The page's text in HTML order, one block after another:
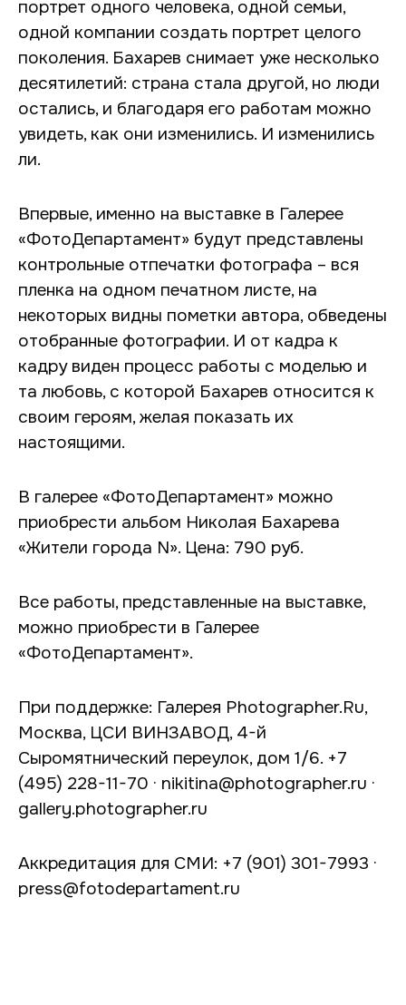
портрет одного человека, одной семьи,
одной компании создать портрет целого
поколения. Бахарев снимает уже несколько
десятилетий: страна стала другой, но люди
остались, и благодаря его работам можно
увидеть, как они изменились. И изменились
ли.
Впервые, именно на выставке в Галерее
«ФотоДепартамент» будут представлены
контрольные отпечатки фотографа – вся
пленка на одном печатном листе, на
некоторых видны пометки автора, обведены
отобранные фотографии. И от кадра к
кадру виден процесс работы с моделью и
та любовь, с которой Бахарев относится к
своим героям, желая показать их
настоящими.
В галерее «ФотоДепартамент» можно
приобрести альбом Николая Бахарева
«Жители города N». Цена: 790 руб.
Все работы, представленные на выставке,
можно приобрести в Галерее
«ФотоДепартамент».
При поддержке: Галерея Photographer.Ru,
Москва, ЦСИ ВИНЗАВОД, 4-й
Сыромятнический переулок, дом 1/6. +7
(495) 228-11-70 · nikitina@photographer.ru ·
gallery.photographer.ru
Аккредитация для СМИ: +7 (901) 301-7993 ·
press@fotodepartament.ru